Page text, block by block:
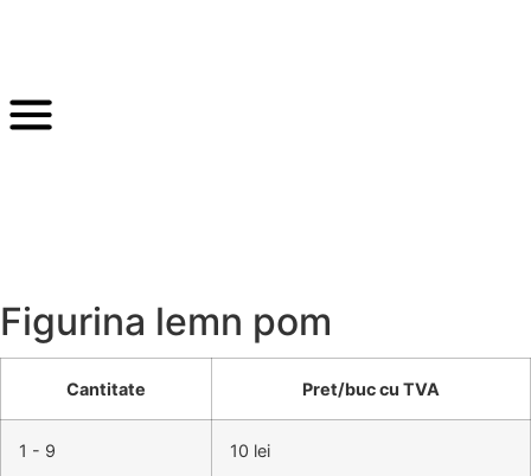
Figurina lemn pom
Cantitate Pret/buc cu TVA
1 - 9 10 lei